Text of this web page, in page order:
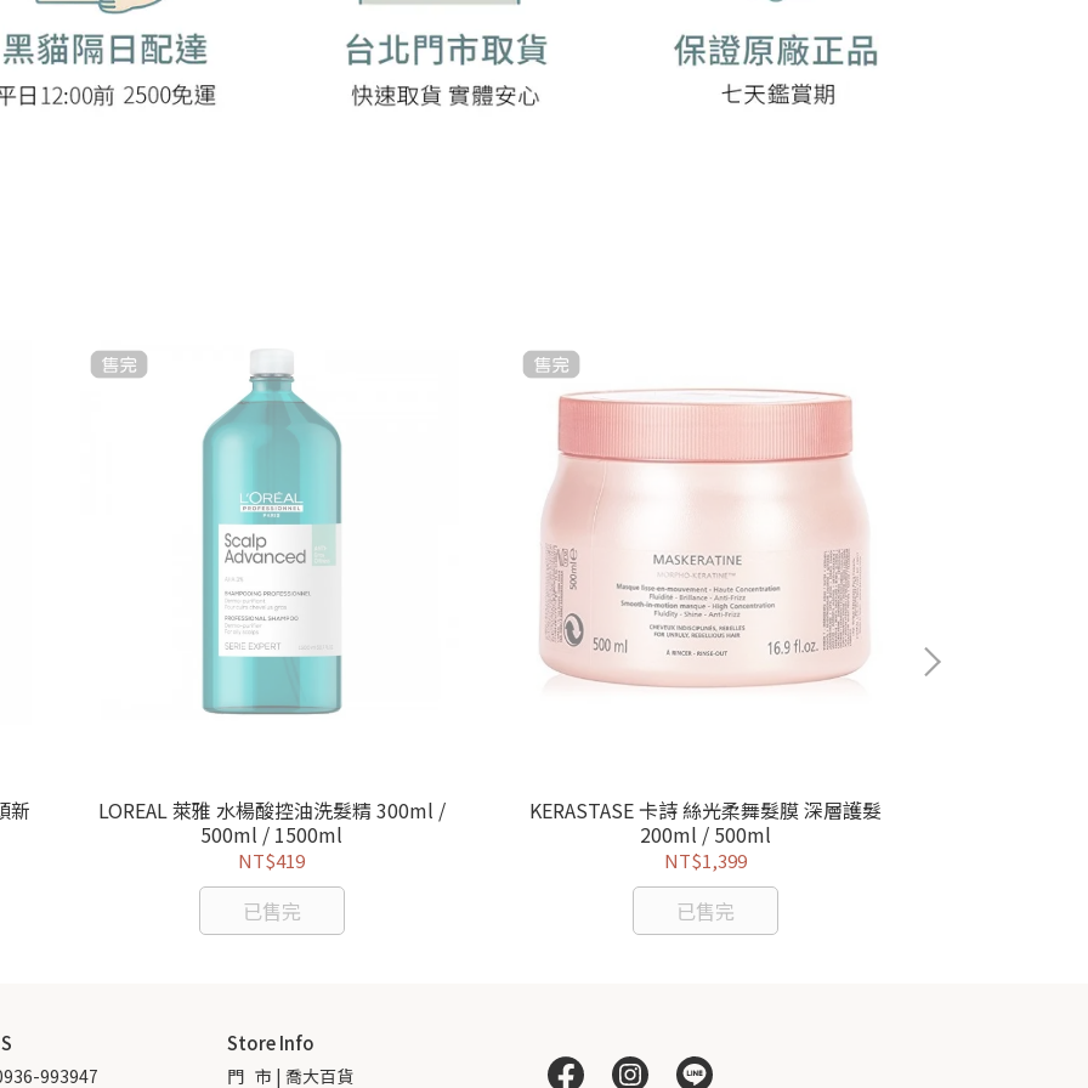
新
LOREAL 萊雅 水楊酸控油洗髮精 300ml /
500ml / 1500ml
NT$419
已售完
KERASTASE 卡詩 絲光柔舞髮膜 深層護髮
200ml / 500ml
NT$1,399
已售完
993947
Store Info
門   市 | 喬大百貨